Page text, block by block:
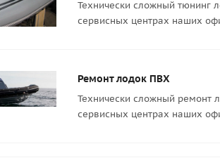
Технически сложный тюнинг
сервисных центрах наших
Ремонт лодок ПВХ
Технически сложный ремонт
сервисных центрах наших